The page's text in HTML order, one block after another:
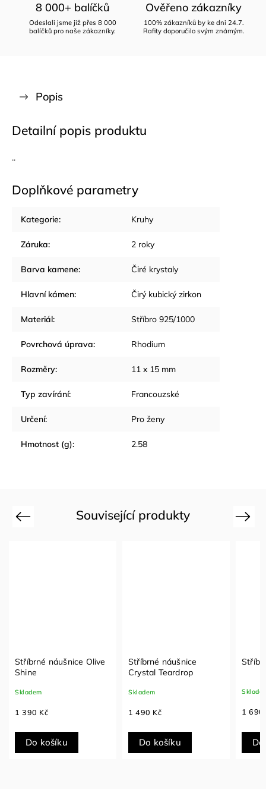
8 000+ balíčků
Odeslali jsme již přes 8 000
balíčků pro naše zákazníky.
Ověřeno zákazníky
100% zákazníků by ke dni 24.7.
Rafity doporučilo svým známým.
Popis
Detailní popis produktu
..
Doplňkové parametry
Kategorie: Kruhy
Záruka: 2 roky
Barva kamene: Čiré krystaly
Hlavní kámen: Čirý kubický zirkon
Materiál: Stříbro 925/1000
Povrchová úprava: Rhodium
Rozměry: 11 x 15 mm
Typ zavírání: Francouzské
Určení: Pro ženy
Hmotnost (g): 2.58
Související produkty
Previous
Stříbrné náušnice Olive
Shine
Skladem
1 390 Kč
Do košíku
Stříbrné náušnice
Crystal Teardrop
Skladem
1 490 Kč
Do košíku
1 690
Next